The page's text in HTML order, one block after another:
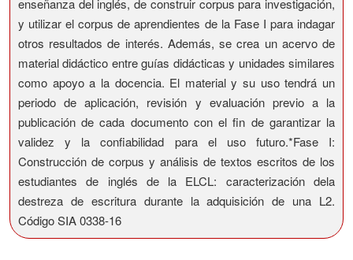
enseñanza del inglés, de construir corpus para investigación,
y utilizar el corpus de aprendientes de la Fase I para indagar
otros resultados de interés. Además, se crea un acervo de
material didáctico entre guías didácticas y unidades similares
como apoyo a la docencia. El material y su uso tendrá un
periodo de aplicación, revisión y evaluación previo a la
publicación de cada documento con el fin de garantizar la
validez y la confiabilidad para el uso futuro.*Fase I:
Construcción de corpus y análisis de textos escritos de los
estudiantes de inglés de la ELCL: caracterización dela
destreza de escritura durante la adquisición de una L2.
Código SIA 0338-16